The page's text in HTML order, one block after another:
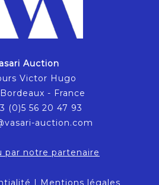
Auction
Victor Hugo
- France
(0)5 56 20 47 93
auction.com
par notre partenaire
| Mentions légales